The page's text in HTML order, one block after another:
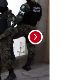
Los